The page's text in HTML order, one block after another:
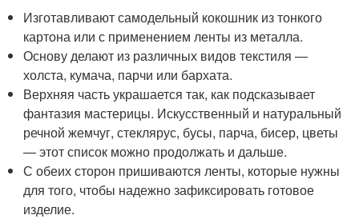
Изготавливают самодельный кокошник из тонкого
картона или с применением ленты из металла.
Основу делают из различных видов текстиля —
холста, кумача, парчи или бархата.
Верхняя часть украшается так, как подсказывает
фантазия мастерицы. Искусственный и натуральный
речной жемчуг, стеклярус, бусы, парча, бисер, цветы
— этот список можно продолжать и дальше.
С обеих сторон пришиваются ленты, которые нужны
для того, чтобы надежно зафиксировать готовое
изделие.